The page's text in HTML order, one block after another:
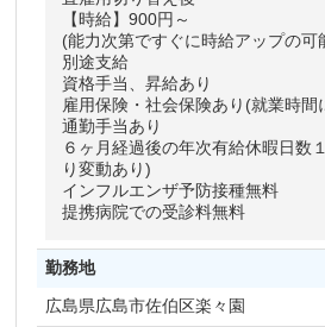
【時給】900円～
(能力次第ですぐに時給アップの可
別途支給
資格手当、昇給あり
雇用保険・社会保険あり(就業時間
通勤手当あり
６ヶ月経過後の年次有給休暇日数
り変動あり)
インフルエンザ予防接種無料
提携病院での受診料無料
勤務地
広島県広島市佐伯区楽々園